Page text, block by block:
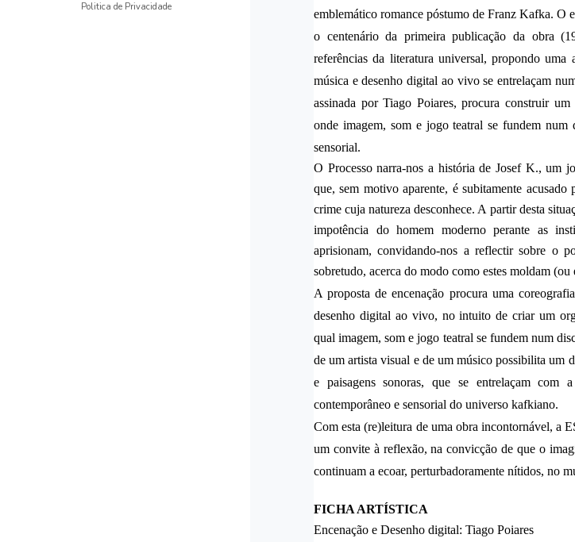
Politica de Privacidade
emblemático romance póstumo de Franz Kafka. O
o centenário da primeira publicação da obra
referências da literatura universal, propondo uma
música e desenho digital ao vivo se entrelaçam
assinada por Tiago Poiares, procura construir
onde imagem, som e jogo teatral se fundem num
sensorial.
O Processonarra-nos a história de Josef K., um
que, sem motivo aparente, é subitamente
crime cuja natureza desconhece. A partir desta
impotência do homem moderno perante as
aprisionam, convidando-nos a reflectir sobre o
sobretudo, acerca do modo como estes moldam
A proposta de encenação procura uma
desenho digital ao vivo, no intuito de criar um
qual imagem, som e jogo teatral se fundem num
de um artista visual e de um músico possibilita um
e paisagens sonoras, que se entrelaçam com
contemporâneo e sensorial do universo kafkiano.
Com esta (re)leitura de uma obra incontornável, a
um convite à reflexão, na convicção de que o
continuam a ecoar, perturbadoramente nítidos, no
FICHA ARTÍSTICA
Encenação e Desenho digital: Tiago Poiares